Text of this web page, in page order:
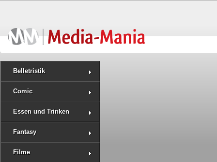
Belletristik
Comic
Essen und Trinken
Fantasy
Filme